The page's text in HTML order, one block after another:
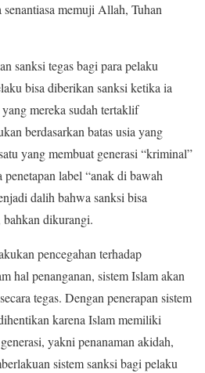
memuji Allah, Tuhan
sanksi tegas bagi para pelaku
bisa diberikan sanksi ketika ia
mereka sudah tertaklif
berdasarkan batas usia yang
yang membuat generasi “kriminal”
label “anak di bawah
dalih bahwa sanksi bisa
dikurangi.
pencegahan terhadap
hal penanganan, sistem Islam akan
tegas. Dengan penerapan sistem
karena Islam memiliki
yakni penanaman akidah,
sistem sanksi bagi pelaku